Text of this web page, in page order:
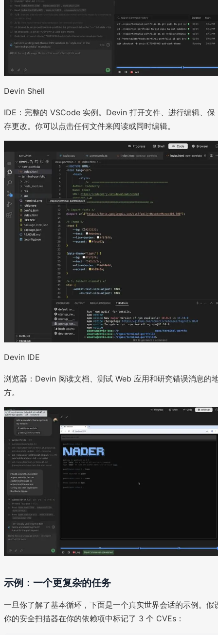
Devin Shell
IDE：完整的 VSCode 实例。Devin 打开文件、进行编辑、保
存更改。你可以点击任何文件来阅读或同时编辑。
Devin IDE
浏览器：Devin 阅读文档、测试 Web 应用和研究错误消息的
方。
示例：一个更复杂的任务
一旦你了解了基本循环，下面是一个真实世界会话的示例。假
你的安全扫描器在你的依赖项中标记了 3 个 CVEs：